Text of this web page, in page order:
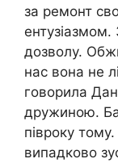
за ремонт
дозволу.
нас вона не
говорила
дружиною.
півроку
випадково